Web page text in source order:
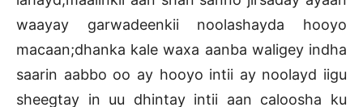
waayay garwadeenkii noolashayda hooyo
macaan;dhanka kale waxa aanba waligey indha
saarin aabbo oo ay hooyo intii ay noolayd iigu
sheegtay in uu dhintay intii aan caloosha ku